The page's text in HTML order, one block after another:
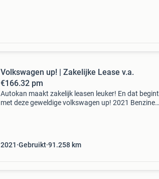
Volkswagen up! | Zakelijke Lease v.a.
€166.32 pm
Autokan maakt zakelijk leasen leuker! En dat begint
met deze geweldige volkswagen up! 2021 Benzine
2021 Gebruikt 91.258 km